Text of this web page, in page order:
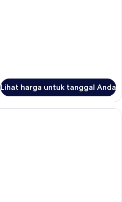
Lihat harga untuk tanggal Anda